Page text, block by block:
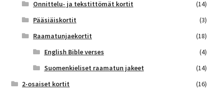
Onnittelu- ja tekstittömät kortit
(14)
Pääsiäiskortit
(3)
Raamatunjaekortit
(18)
English Bible verses
(4)
Suomenkieliset raamatun jakeet
(14)
2-osaiset kortit
(16)